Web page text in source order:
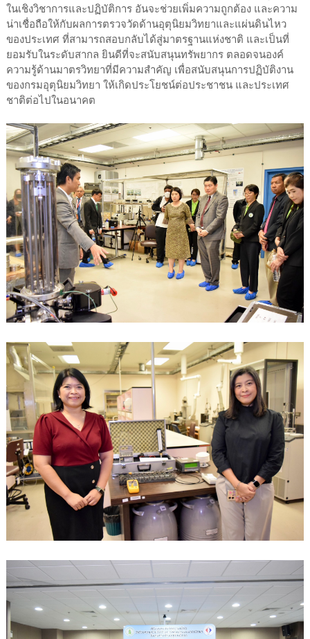
ในเชิงวิชาการและปฏิบัติการ อันจะช่วยเพิ่มความถูกต้อง และความ
น่าเชื่อถือให้กับผลการตรวจวัดด้านอุตุนิยมวิทยาและแผ่นดินไหว
ของประเทศ ที่สามารถสอบกลับได้สู่มาตรฐานแห่งชาติ และเป็นที่
ยอมรับในระดับสากล ยินดีที่จะสนับสนุนทรัพยากร ตลอดจนองค์
ความรู้ด้านมาตรวิทยาที่มีความสำคัญ เพื่อสนับสนุนการปฏิบัติงาน
ของกรมอุตุนิยมวิทยา ให้เกิดประโยชน์ต่อประชาชน และประเทศ
ชาติต่อไปในอนาคต